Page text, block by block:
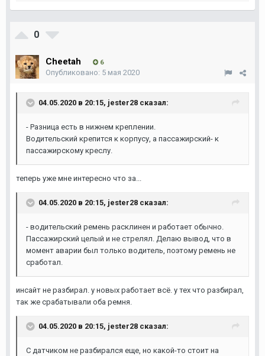
0
Cheetah 6
Опубликовано: 5 мая 2020
04.05.2020 в 20:15, jester28 сказал:
- Разница есть в нижнем креплении.
Водительский крепится к корпусу, а пассажирский- к
пассажирскому креслу.
теперь уже мне интересно что за...
04.05.2020 в 20:15, jester28 сказал:
- водительский ремень расклинен и работает обычно.
Пассажирский целый и не стрелял. Делаю вывод, что в
момент аварии был только водитель, поэтому ремень не
сработал.
инсайт не разбирал. у новых работает всё. у тех что разбирал,
так же срабатывали оба ремня.
04.05.2020 в 20:15, jester28 сказал:
С датчиком не разбирался еще, но какой-то стоит на